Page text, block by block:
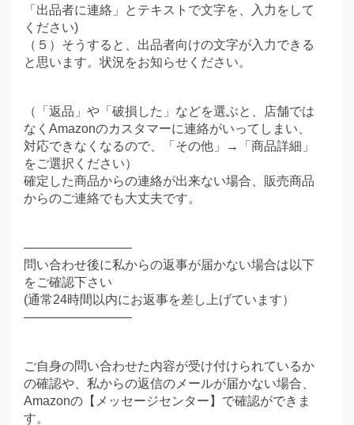
「出品者に連絡」とテキストで文字を、入力をして
ください)
（５）そうすると、出品者向けの文字が入力できる
と思います。状況をお知らせください。
（「返品」や「破損した」などを選ぶと、店舗では
なくAmazonのカスタマーに連絡がいってしまい、
対応できなくなるので、「その他」→「商品詳細」
をご選択ください）
確定した商品からの連絡が出来ない場合、販売商品
からのご連絡でも大丈夫です。
————————–
問い合わせ後に私からの返事が届かない場合は以下
をご確認下さい
(通常24時間以内にお返事を差し上げています）
————————–
ご自身の問い合わせた内容が受け付けられているか
の確認や、私からの返信のメールが届かない場合、
Amazonの【メッセージセンター】で確認ができま
す。